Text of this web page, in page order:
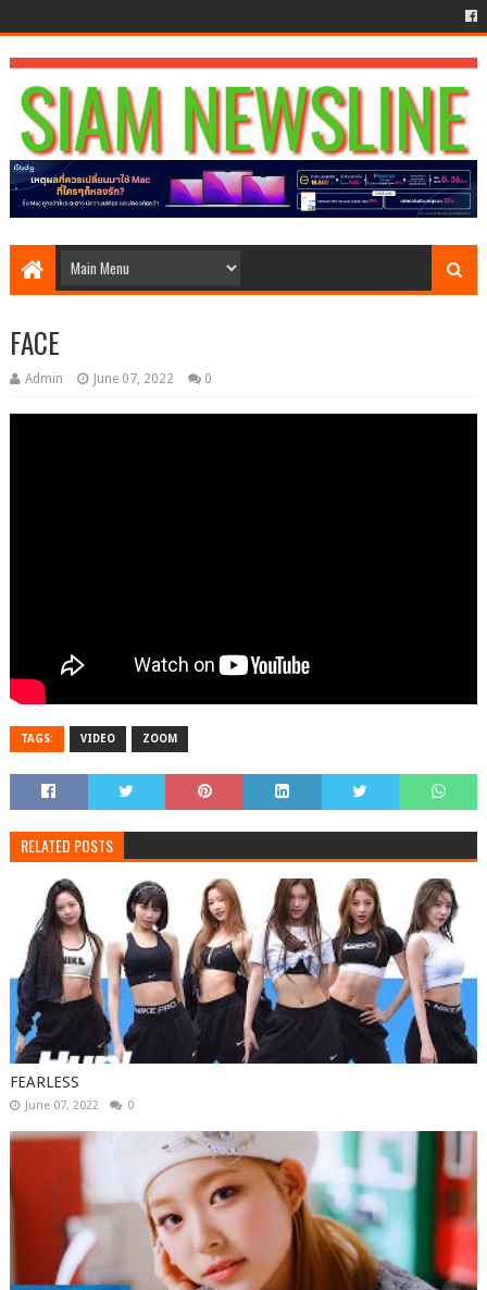
FACE
Admin June 07, 2022 0
TAGS: VIDEO ZOOM
RELATED POSTS
FEARLESS
June 07, 2022 0